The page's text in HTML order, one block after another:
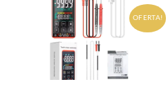
OFERTA!